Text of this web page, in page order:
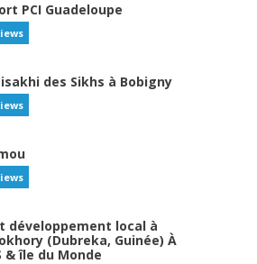
PCI Guadeloupe
des Sikhs à Bobigny
développement local à
(Dubreka, Guinée) À
& île du Monde